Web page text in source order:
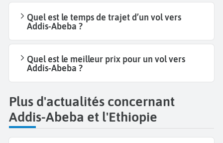
Quel est le temps de trajet d’un vol vers
Addis-Abeba ?
Quel est le meilleur prix pour un vol vers
Addis-Abeba ?
Plus d'actualités concernant
Addis-Abeba et l'Ethiopie